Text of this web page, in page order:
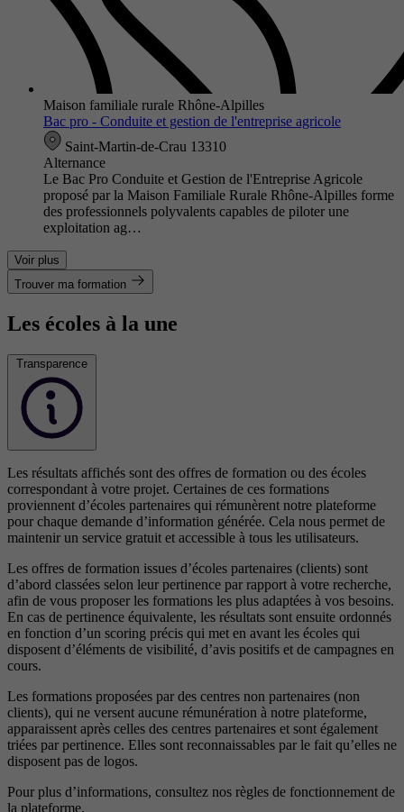
Maison familiale rurale Rhône-Alpilles
Bac pro - Conduite et gestion de l'entreprise agricole
Saint-Martin-de-Crau 13310
Alternance
Le Bac Pro Conduite et Gestion de l'Entreprise Agricole
proposé par la Maison Familiale Rurale Rhône-Alpilles forme
des professionnels polyvalents capables de piloter une
exploitation ag…
Voir plus
Trouver ma formation
Les écoles à la une
Transparence
Les résultats affichés sont des offres de formation ou des écoles
correspondant à votre projet. Certaines de ces formations
proviennent d’écoles partenaires qui rémunèrent notre plateforme
pour chaque demande d’information générée. Cela nous permet de
maintenir un service gratuit et accessible à tous les utilisateurs.
Les offres de formation issues d’écoles partenaires (clients) sont
d’abord classées selon leur pertinence par rapport à votre recherche,
afin de vous proposer les formations les plus adaptées à vos besoins.
En cas de pertinence équivalente, les résultats sont ensuite ordonnés
en fonction d’un scoring précis qui met en avant les écoles qui
disposent d’éléments de visibilité, d’avis positifs et de campagnes en
cours.
Les formations proposées par des centres non partenaires (non
clients), qui ne versent aucune rémunération à notre plateforme,
apparaissent après celles des centres partenaires et sont également
triées par pertinence. Elles sont reconnaissables par le fait qu’elles ne
disposent pas de logos.
Pour plus d’informations, consultez nos règles de fonctionnement de
la plateforme.